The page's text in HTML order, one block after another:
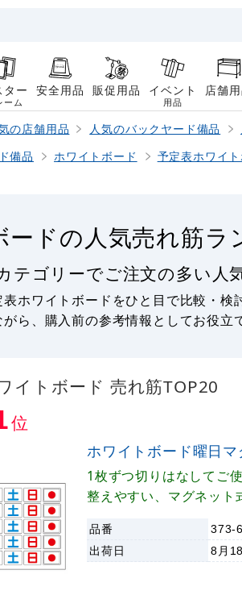
ター
ーム
安全用品 販促用品 イベント
用品
店舗
の店舗用品 人気のバックヤード備品
備品 ホワイトボード 予定表ホワイ
ードの人気売れ筋ラ
テゴリーでご注文の多い人
ホワイトボードをひと目で比較・検
ら、購入前の参考情報としてお役立
イトボード 売れ筋TOP20
位
ホワイトボード曜日
1枚ずつ切りはなしてご
整えやすい、マグネット
品番 373-
出荷日 8月